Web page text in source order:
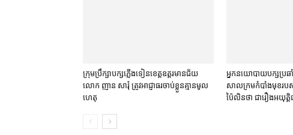
ក្រុមប្រឹក្សា​បក្ស​ភ្លើងទៀន​ខេត្ត​ឧត្ដរមានជ័យ
លោក ញាន សារុំ ត្រូវ​អាជ្ញាធរ​ចាប់ខ្លួន​គ្មាន​មូល
ហេតុ
អ្នកនយោបាយ​បក្ស​ប្រ
សាលក្រម​កំបាំងមុខ​រប
ប៉ៃលិន​ថា ជា​រឿង​អយុត្